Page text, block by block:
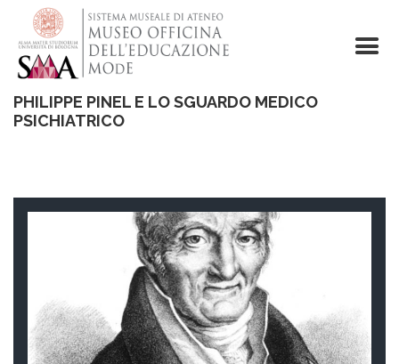
contenuto
principale
PHILIPPE PINEL E LO SGUARDO MEDICO
PSICHIATRICO